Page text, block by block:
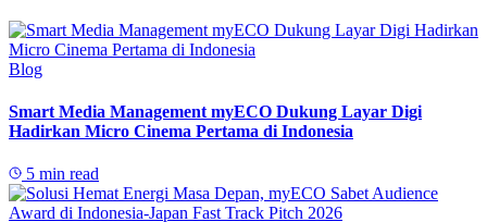
Blog
Smart Media Management myECO Dukung Layar Digi
Hadirkan Micro Cinema Pertama di Indonesia
5 min read